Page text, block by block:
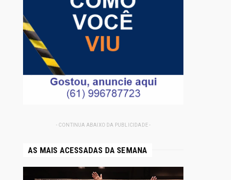
- CONTINUA ABAIXO DA PUBLICIDADE -
AS MAIS ACESSADAS DA SEMANA